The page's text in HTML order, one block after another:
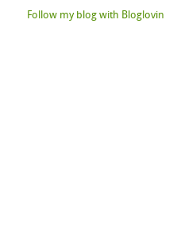
Follow my blog with Bloglovin